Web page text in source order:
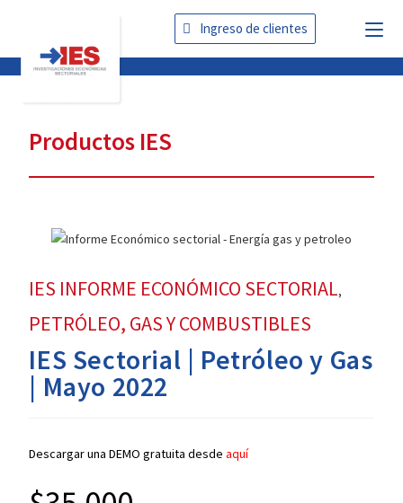
Ingreso de clientes
Productos IES
IES INFORME ECONÓMICO SECTORIAL,
PETRÓLEO, GAS Y COMBUSTIBLES
IES Sectorial | Petróleo y Gas
| Mayo 2022
Descargar una DEMO gratuita desdeaquí